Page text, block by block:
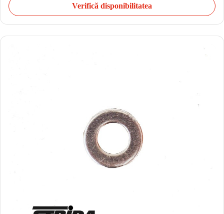
Verifică disponibilitatea